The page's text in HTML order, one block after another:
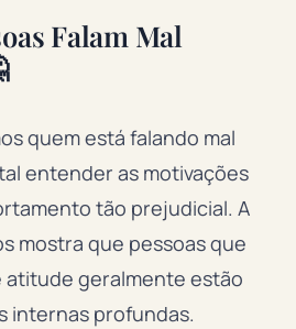
Falam Mal
quem está falando mal
entender as motivações
tão prejudicial. A
mostra que pessoas que
atitude geralmente estão
internas profundas.